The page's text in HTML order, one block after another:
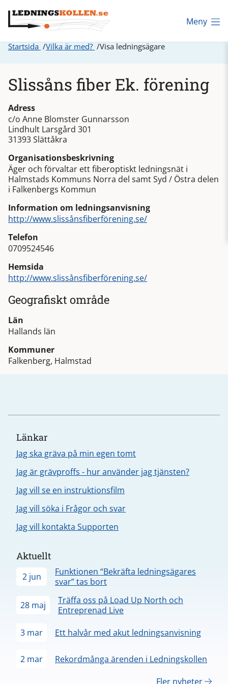
Meny
Startsida Vilka är med? Visa ledningsägare
Slissåns fiber Ek. förening
Adress
c/o Anne Blomster Gunnarsson
Lindhult Larsgård 301
31393 Slättåkra
Organisationsbeskrivning
Äger och förvaltar ett fiberoptiskt ledningsnät i
Halmstads Kommuns Norra del samt Syd / Östra delen
i Falkenbergs Kommun
Information om ledningsanvisning
http://www.slissånsfiberförening.se/
Telefon
0709524546
Hemsida
http://www.slissånsfiberförening.se/
Geografiskt område
Län
Hallands län
Kommuner
Falkenberg, Halmstad
Länkar
Jag ska gräva på min egen tomt
Jag är grävproffs - hur använder jag tjänsten?
Jag vill se en instruktionsfilm
Jag vill söka i Frågor och svar
Jag vill kontakta Supporten
Aktuellt
2 jun
Funktionen “Bekräfta ledningsägares
svar” tas bort
28 maj
Träffa oss på Load Up North och
Entreprenad Live
3 mar
Ett halvår med akut ledningsanvisning
2 mar
Rekordmånga ärenden i Ledningskollen
Fler nyheter